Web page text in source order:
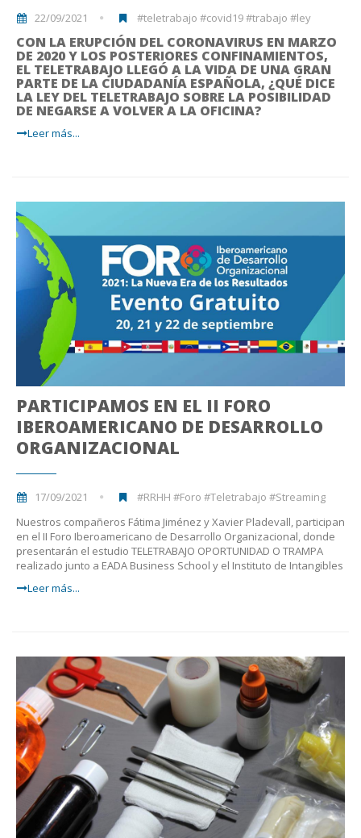
22/09/2021 #teletrabajo #covid19 #trabajo #ley
CON LA ERUPCIÓN DEL CORONAVIRUS EN MARZO
DE 2020 Y LOS POSTERIORES CONFINAMIENTOS,
EL TELETRABAJO LLEGÓ A LA VIDA DE UNA GRAN
PARTE DE LA CIUDADANÍA ESPAÑOLA, ¿QUÉ DICE
LA LEY DEL TELETRABAJO SOBRE LA POSIBILIDAD
DE NEGARSE A VOLVER A LA OFICINA?
Leer más...
PARTICIPAMOS EN EL II FORO
IBEROAMERICANO DE DESARROLLO
ORGANIZACIONAL
17/09/2021
#RRHH #Foro #Teletrabajo #Streaming
Nuestros compañeros Fátima Jiménez y Xavier Pladevall, participan
en el II Foro Iberoamericano de Desarrollo Organizacional, donde
presentarán el estudio TELETRABAJO OPORTUNIDAD O TRAMPA
realizado junto a EADA Business School y el Instituto de Intangibles
Leer más...